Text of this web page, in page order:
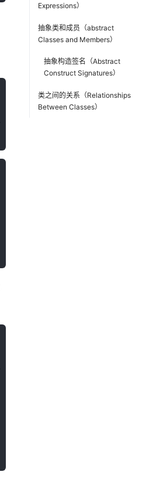
Expressions）
抽象类和成员（abstract
Classes and Members）
抽象构造签名（Abstract
Construct Signatures）
类之间的关系（Relationships
Between Classes）